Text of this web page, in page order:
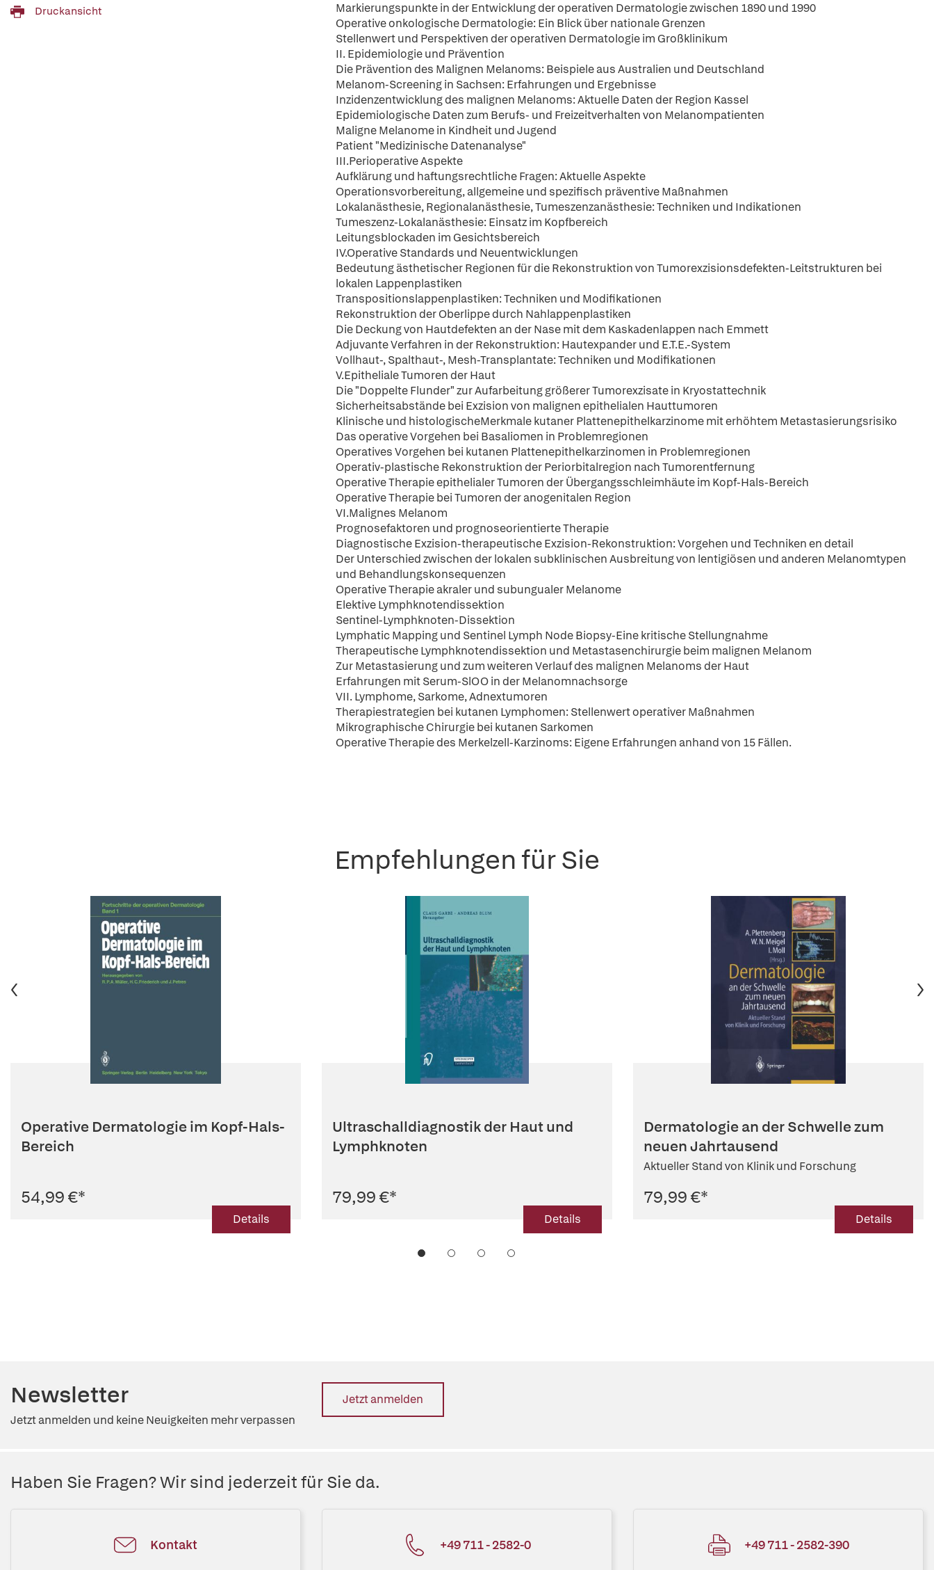
Markierungspunkte in der Entwicklung der operativen Dermatologie zwischen 1890 und 1990
Operative onkologische Dermatologie: Ein Blick über nationale Grenzen
Stellenwert und Perspektiven der operativen Dermatologie im Großklinikum
II. Epidemiologie und Prävention
Die Prävention des Malignen Melanoms: Beispiele aus Australien und Deutschland
Melanom-Screening in Sachsen: Erfahrungen und Ergebnisse
Inzidenzentwicklung des malignen Melanoms: Aktuelle Daten der Region Kassel
Epidemiologische Daten zum Berufs- und Freizeitverhalten von Melanompatienten
Maligne Melanome in Kindheit und Jugend
Patient "Medizinische Datenanalyse"
III.Perioperative Aspekte
Aufklärung und haftungsrechtliche Fragen: Aktuelle Aspekte
Operationsvorbereitung, allgemeine und spezifisch präventive Maßnahmen
Lokalanästhesie, Regionalanästhesie, Tumeszenzanästhesie: Techniken und Indikationen
Tumeszenz-Lokalanästhesie: Einsatz im Kopfbereich
Leitungsblockaden im Gesichtsbereich
IV.Operative Standards und Neuentwicklungen
Bedeutung ästhetischer Regionen für die Rekonstruktion von Tumorexzisionsdefekten-Leitstrukturen bei
lokalen Lappenplastiken
Transpositionslappenplastiken: Techniken und Modifikationen
Rekonstruktion der Oberlippe durch Nahlappenplastiken
Die Deckung von Hautdefekten an der Nase mit dem Kaskadenlappen nach Emmett
Adjuvante Verfahren in der Rekonstruktion: Hautexpander und E.T.E.-System
Vollhaut-, Spalthaut-, Mesh-Transplantate: Techniken und Modifikationen
V.Epitheliale Tumoren der Haut
Die "Doppelte Flunder" zur Aufarbeitung größerer Tumorexzisate in Kryostattechnik
Sicherheitsabstände bei Exzision von malignen epithelialen Hauttumoren
Klinische und histologischeMerkmale kutaner Plattenepithelkarzinome mit erhöhtem Metastasierungsrisiko
Das operative Vorgehen bei Basaliomen in Problemregionen
Operatives Vorgehen bei kutanen Plattenepithelkarzinomen in Problemregionen
Operativ-plastische Rekonstruktion der Periorbitalregion nach Tumorentfernung
Operative Therapie epithelialer Tumoren der Übergangsschleimhäute im Kopf-Hals-Bereich
Operative Therapie bei Tumoren der anogenitalen Region
VI.Malignes Melanom
Prognosefaktoren und prognoseorientierte Therapie
Diagnostische Exzision-therapeutische Exzision-Rekonstruktion: Vorgehen und Techniken en detail
Der Unterschied zwischen der lokalen subklinischen Ausbreitung von lentigiösen und anderen Melanomtypen
und Behandlungskonsequenzen
Operative Therapie akraler und subungualer Melanome
Elektive Lymphknotendissektion
Sentinel-Lymphknoten-Dissektion
Lymphatic Mapping und Sentinel Lymph Node Biopsy-Eine kritische Stellungnahme
Therapeutische Lymphknotendissektion und Metastasenchirurgie beim malignen Melanom
Zur Metastasierung und zum weiteren Verlauf des malignen Melanoms der Haut
Erfahrungen mit Serum-SlOO in der Melanomnachsorge
VII. Lymphome, Sarkome, Adnextumoren
Therapiestrategien bei kutanen Lymphomen: Stellenwert operativer Maßnahmen
Mikrographische Chirurgie bei kutanen Sarkomen
Operative Therapie des Merkelzell-Karzinoms: Eigene Erfahrungen anhand von 15 Fällen.
Druckansicht
Empfehlungen für Sie
Operative Dermatologie im Kopf-Hals-
Bereich
54,99 €*
Details
Ultraschalldiagnostik der Haut und
Lymphknoten
79,99 €*
Details
Dermatologie an der Schwelle zum
neuen Jahrtausend
Aktueller Stand von Klinik und Forschung
79,99 €*
Details
Newsletter
Jetzt anmelden und keine Neuigkeiten mehr verpassen
Jetzt anmelden
Haben Sie Fragen? Wir sind jederzeit für Sie da.
Kontakt +49 711 - 2582-0 +49 711 - 2582-390